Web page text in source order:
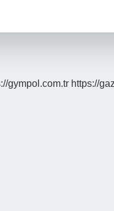
gympol.com.tr https://